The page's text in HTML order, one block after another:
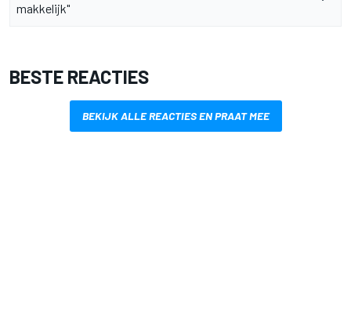
makkelijk"
BESTE REACTIES
BEKIJK ALLE REACTIES EN PRAAT MEE